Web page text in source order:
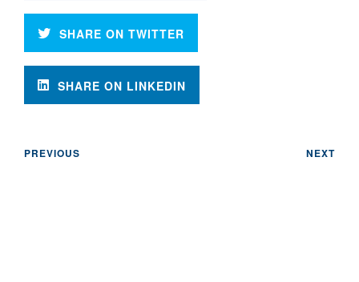
SHARE ON TWITTER
SHARE ON LINKEDIN
PREVIOUS NEXT